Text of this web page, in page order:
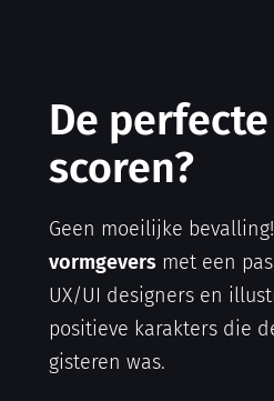
De
scoren?
Geen moeilijke
vormgevers met een
UX/UI designers en
positieve karakters die
gisteren was.